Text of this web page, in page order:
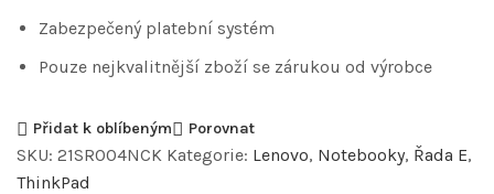
Zabezpečený platební systém
Pouze nejkvalitnější zboží se zárukou od výrobce
Přidat k oblíbeným Porovnat
SKU: 21SR004NCK Kategorie: Lenovo, Notebooky, Řada E,
ThinkPad